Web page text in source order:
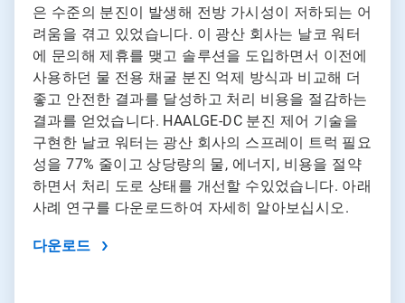
은 수준의 분진이 발생해 전방 가시성이 저하되는 어
려움을 겪고 있었습니다. 이 광산 회사는 날코 워터
에 문의해 제휴를 맺고 솔루션을 도입하면서 이전에
사용하던 물 전용 채굴 분진 억제 방식과 비교해 더
좋고 안전한 결과를 달성하고 처리 비용을 절감하는
결과를 얻었습니다. HAALGE-DC 분진 제어 기술을
구현한 날코 워터는 광산 회사의 스프레이 트럭 필요
성을 77% 줄이고 상당량의 물, 에너지, 비용을 절약
하면서 처리 도로 상태를 개선할 수있었습니다. 아래
사례 연구를 다운로드하여 자세히 알아보십시오.
다운로드